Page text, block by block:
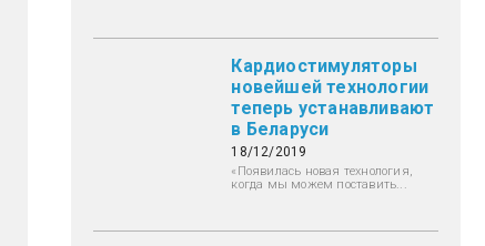
Кардиостимуляторы
новейшей технологии
теперь устанавливают
в Беларуси
18/12/2019
«Появилась новая технология,
когда мы можем поставить...